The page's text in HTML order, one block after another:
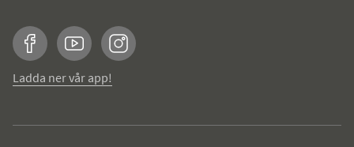
FacebookYouTubeInstagram
Ladda ner vår app!